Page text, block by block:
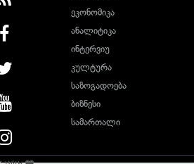
ეკონომიკა
ანალიტიკა
ინტერვიუ
კულტურა
საზოგადოება
ბიზნესი
სამართალი